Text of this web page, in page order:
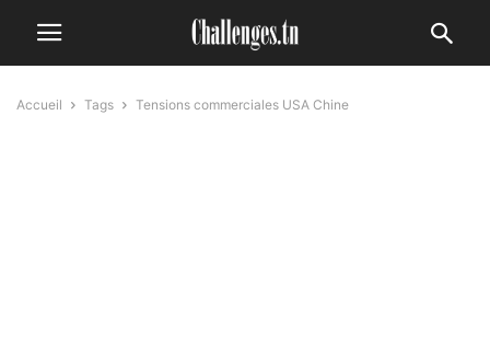
Accueil Tags Tensions commerciales USA Chine